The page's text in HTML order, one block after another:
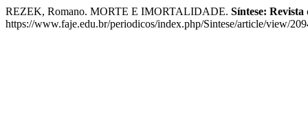
REZEK, Romano. MORTE E IMORTALIDADE. Síntese: Revista
https://www.faje.edu.br/periodicos/index.php/Sintese/article/view/